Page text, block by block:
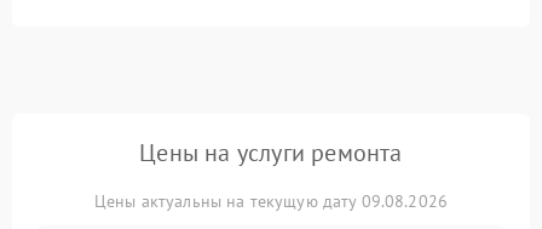
Цены на услуги ремонта
Цены актуальны на текущую дату 09.08.2026